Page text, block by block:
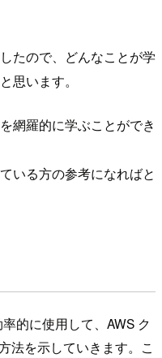
たので、どんなことが学
思います。
網羅的に学ぶことができ
いる方の参考になればと
的に使用して、AWS ク
法を示していきます。こ